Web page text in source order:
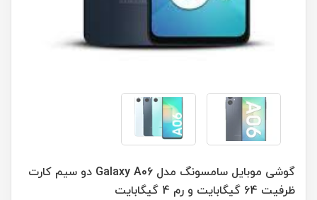
گوشی موبایل سامسونگ مدل Galaxy A06 دو سیم کارت
ظرفیت 64 گیگابایت و رم 4 گیگابایت